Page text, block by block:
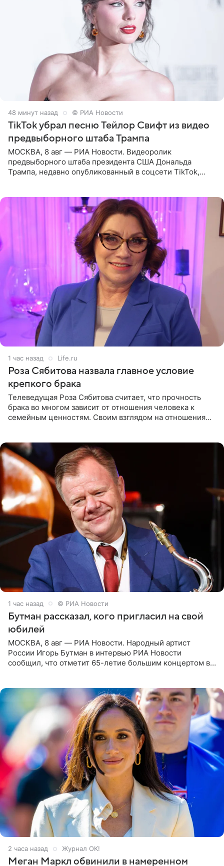
48 минут назад © РИА Новости
TikTok убрал песню Тейлор Свифт из видео
предвыборного штаба Трампа
МОСКВА, 8 авг — РИА Новости. Видеоролик
предвыборного штаба президента США Дональда
Трампа, недавно опубликованный в соцсети TikTok,
1 час назад Life.ru
Роза Сябитова назвала главное условие
крепкого брака
Телеведущая Роза Сябитова считает, что прочность
брака во многом зависит от отношения человека к
семейным ценностям. Своим взглядом на отношения
1 час назад © РИА Новости
Бутман рассказал, кого пригласил на свой
юбилей
МОСКВА, 8 авг — РИА Новости. Народный артист
России Игорь Бутман в интервью РИА Новости
сообщил, что отметит 65-летие большим концертом в
2 часа назад Журнал OK!
Меган Маркл обвинили в намеренном